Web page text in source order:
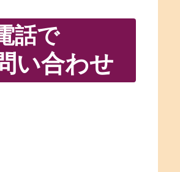
話で
い合わせ